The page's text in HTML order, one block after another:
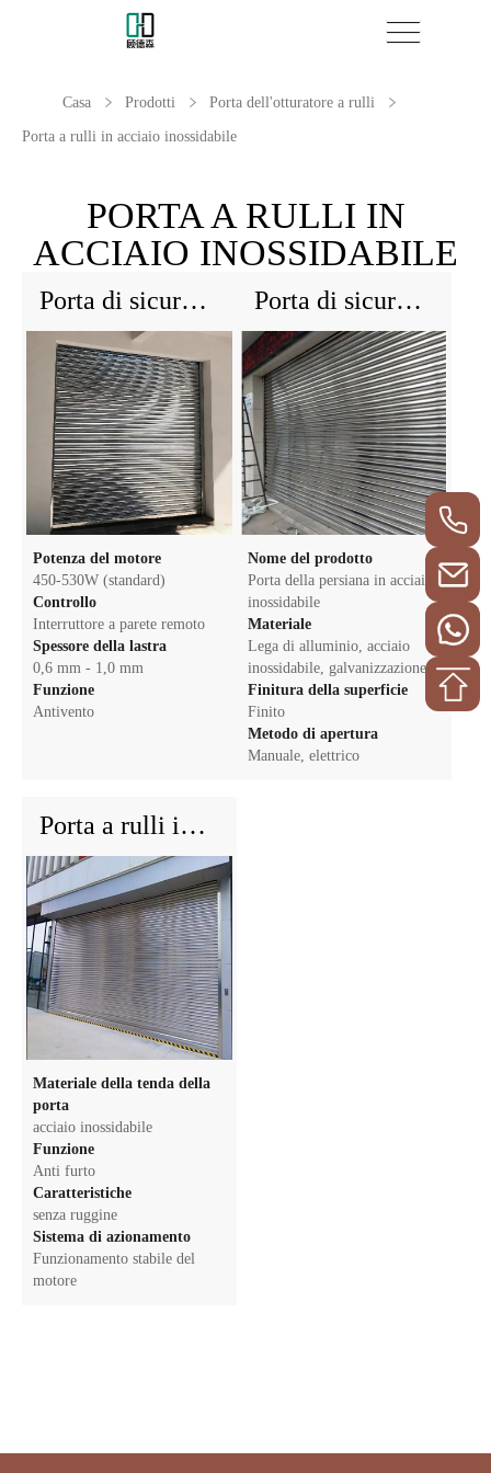
Casa Prodotti Porta dell'otturatore a rulli
Porta a rulli in acciaio inossidabile
PORTA A RULLI IN
ACCIAIO INOSSIDABILE
Porta di sicurezza automatica in acciaio inossidabile
Potenza del motore
450-530W (standard)
Controllo
Interruttore a parete remoto
Spessore della lastra
0,6 mm - 1,0 mm
Funzione
Antivento
Porta di sicurezza di rotolamento elettrico - acciaio inossidabile, antivento e griglia del gomito zincata
Nome del prodotto
Porta della persiana in acciaio
inossidabile
Materiale
Lega di alluminio, acciaio
inossidabile, galvanizzazione
Finitura della superficie
Finito
Metodo di apertura
Manuale, elettrico
Porta a rulli in acciaio inossidabile
Materiale della tenda della
porta
acciaio inossidabile
Funzione
Anti furto
Caratteristiche
senza ruggine
Sistema di azionamento
Funzionamento stabile del
motore